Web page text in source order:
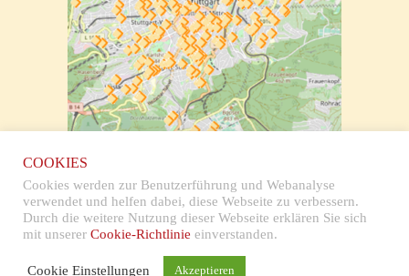
Impressum & Datenschutz
COOKIES
Cookies werden zur Benutzerführung und Webanalyse
verwendet und helfen dabei, diese Webseite zu verbessern.
Durch die weitere Nutzung dieser Webseite erklären Sie sich
mit unserer Cookie-Richtlinie einverstanden.
Cookie Einstellungen Akzeptieren